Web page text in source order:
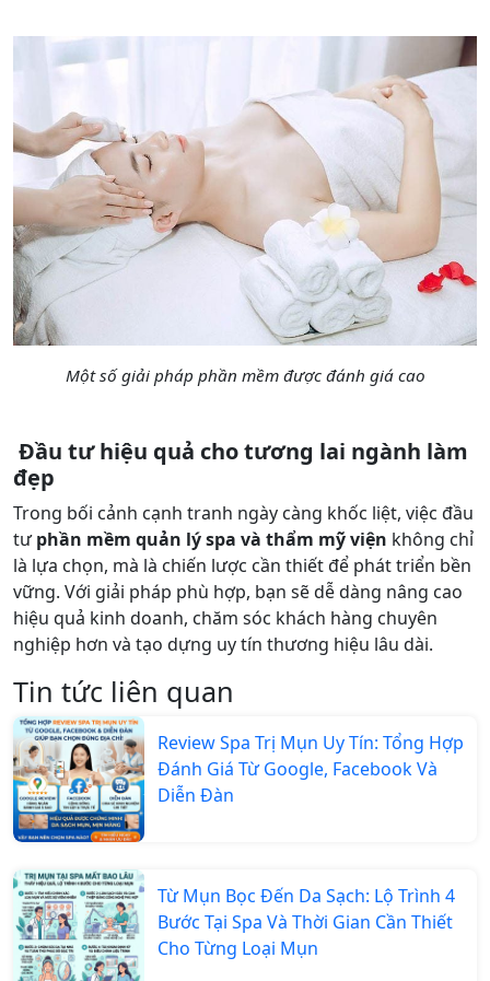
Một số giải pháp phần mềm được đánh giá cao
Đầu tư hiệu quả cho tương lai ngành làm
đẹp
Trong bối cảnh cạnh tranh ngày càng khốc liệt, việc đầu
tưphần mềm quản lý spa và thẩm mỹ viện không chỉ
là lựa chọn, mà là chiến lược cần thiết để phát triển bền
vững. Với giải pháp phù hợp, bạn sẽ dễ dàng nâng cao
hiệu quả kinh doanh, chăm sóc khách hàng chuyên
nghiệp hơn và tạo dựng uy tín thương hiệu lâu dài.
Tin tức liên quan
Review Spa Trị Mụn Uy Tín: Tổng Hợp
Đánh Giá Từ Google, Facebook Và
Diễn Đàn
Từ Mụn Bọc Đến Da Sạch: Lộ Trình 4
Bước Tại Spa Và Thời Gian Cần Thiết
Cho Từng Loại Mụn